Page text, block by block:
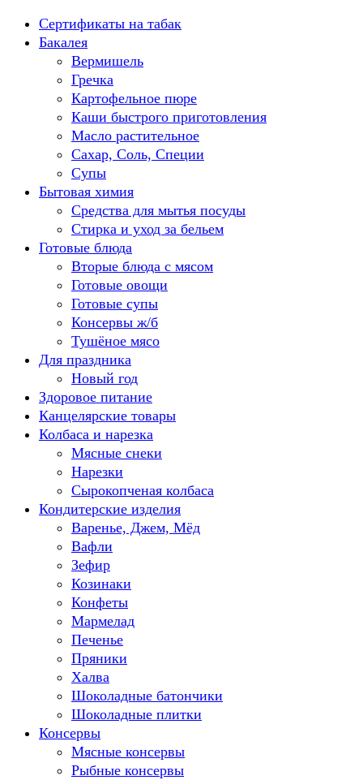
Перейти
содержанию
Сертификаты на табак
Бакалея
Вермишель
Гречка
Картофельное пюре
Каши быстрого приготовления
Масло растительное
Сахар, Соль, Специи
Супы
Бытовая химия
Средства для мытья посуды
Стирка и уход за бельем
Готовые блюда
Вторые блюда с мясом
Готовые овощи
Готовые супы
Консервы ж/б
Тушёное мясо
Для праздника
Новый год
Здоровое питание
Канцелярские товары
Колбаса и нарезка
Мясные снеки
Нарезки
Сырокопченая колбаса
Кондитерские изделия
Варенье, Джем, Мёд
Вафли
Зефир
Козинаки
Конфеты
Мармелад
Печенье
Пряники
Халва
Шоколадные батончики
Шоколадные плитки
Консервы
Мясные консервы
Рыбные консервы